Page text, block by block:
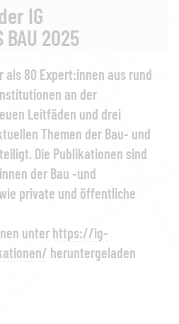
IG
BAU 2025
als 80 Expert:innen aus rund
an der
Leitfäden und drei
Themen der Bau- und
Die Publikationen sind
der Bau -und
private und öffentliche
unter https://ig-
heruntergeladen